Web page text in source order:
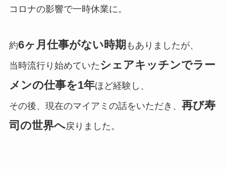
コロナの影響で一時休業に。
約6ヶ月仕事がない時期 もありましたが、
当時流行り始めていた シェアキッチンでラー
メンの仕事を1年ほど経験し、
その後、現在のマイアミの話をいただき、 再び寿
司の世界へ戻りました。